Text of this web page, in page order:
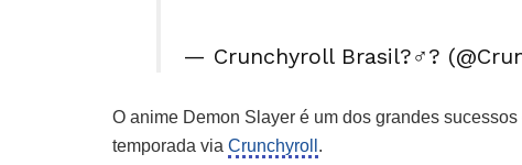
— Crunchyroll Brasil?️‍♂️?
O anime Demon Slayer é um dos grandes
temporada via Crunchyroll .